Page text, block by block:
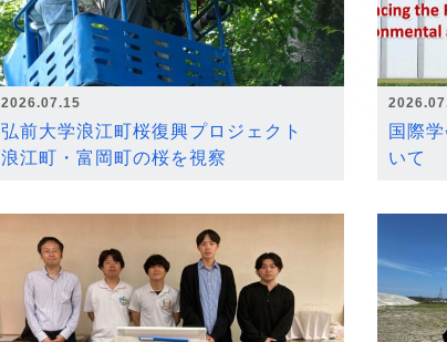
2026.07.15
弘前大学浪江町桜復興プロジェクト
浪江町・富岡町の桜を視察
国際
いて